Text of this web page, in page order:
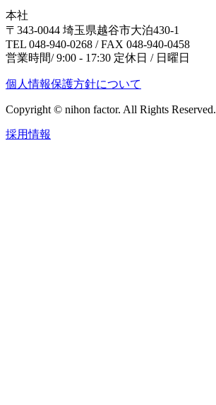
本社
〒343-0044 埼玉県越谷市大泊430-1
TEL 048-940-0268 / FAX 048-940-0458
営業時間/ 9:00 - 17:30 定休日 / 日曜日
個人情報保護方針について
Copyright © nihon factor. All Rights Reserved.
採用情報